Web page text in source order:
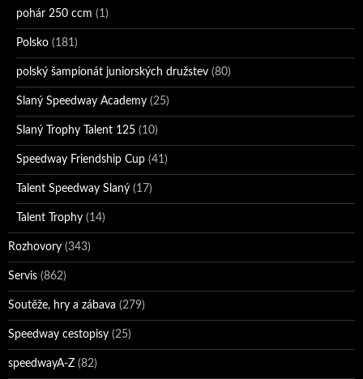
pohár 250 ccm (1)
Polsko (181)
polský šampionát juniorských družstev (80)
Slaný Speedway Academy (25)
Slaný Trophy Talent 125 (10)
Speedway Friendship Cup (41)
Talent Speedway Slaný (17)
Talent Trophy (14)
Rozhovory (343)
Servis (862)
Soutěže, hry a zábava (279)
Speedway cestopisy (25)
speedwayA-Z (82)